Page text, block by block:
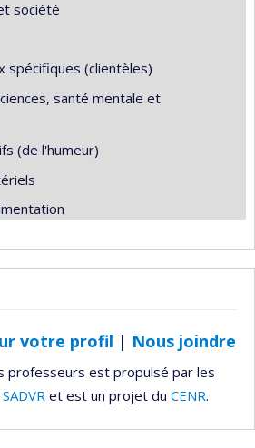
société
spécifiques (clientèles)
santé mentale et
(de l'humeur)
votre profil | Nous joindre
professeurs est propulsé par les
SADVR et est un projet du CENR.